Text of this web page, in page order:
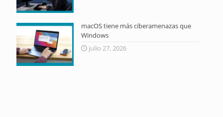
macOS tiene más ciberamenazas que
Windows
julio 27, 2026